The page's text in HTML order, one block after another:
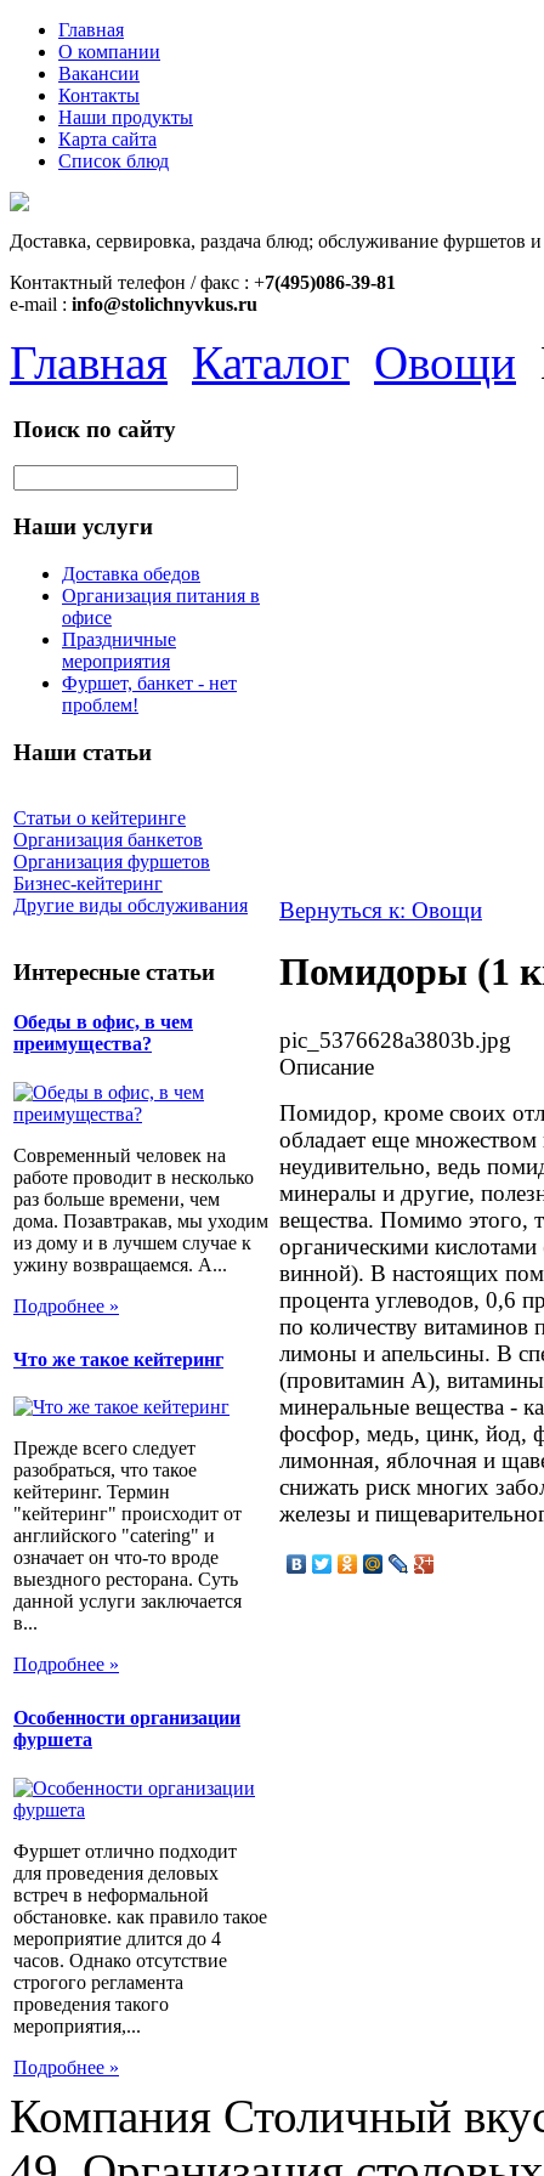
Главная
О компании
Вакансии
Контакты
Наши продукты
Карта сайта
Список блюд
Доставка, сервировка, раздача блюд; обслуживание фуршетов
Контактный телефон / факс : +7(495)086-39-81
e-mail : info@stolichnyvkus.ru
Главная Каталог Овощи
Поиск по сайту
Наши услуги
Доставка обедов
Организация питания в
офисе
Праздничные
мероприятия
Фуршет, банкет - нет
проблем!
Наши статьи
Статьи о кейтеринге
Организация банкетов
Организация фуршетов
Бизнес-кейтеринг
Другие виды обслуживания
Интересные статьи
Обеды в офис, в чем
преимущества?
Современный человек на
работе проводит в несколько
раз больше времени, чем
дома. Позавтракав, мы уходим
из дому и в лучшем случае к
ужину возвращаемся. А...
Подробнее »
Что же такое кейтеринг
Прежде всего следует
разобраться, что такое
кейтеринг. Термин
"кейтеринг" происходит от
английского "catering" и
означает он что-то вроде
выездного ресторана. Суть
данной услуги заключается
в...
Подробнее »
Особенности организации
фуршета
Фуршет отлично подходит
для проведения деловых
встреч в неформальной
обстановке. как правило такое
мероприятие длится до 4
часов. Однако отсутствие
строгого регламента
проведения такого
мероприятия,...
Подробнее »
Вернуться к: Овощи
Помидоры (1
pic_5376628a3803b.jpg
Описание
Помидор, кроме своих
обладает еще
неудивительно, ведь
минералы и другие,
вещества. Помимо этого,
органическими
винной). В настоящих
процента углеводов, 0,6
по количеству витаминов
лимоны и апельсины. В
(провитамин А),
минеральные вещества -
фосфор, медь, цинк, йод,
лимонная, яблочная и
снижать риск многих
железы и
Компания Столичный